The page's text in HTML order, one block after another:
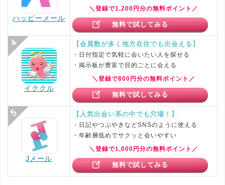
ハッピーメール
＼登録で1,200円分の無料ポイント／
無料で試してみる
イククル
【会員数が多く地方在住でも出会える】
・日付指定で気軽に会いたい人を探せる
・掲示板が豊富で目的ごとに会える
＼登録で800円分の無料ポイント／
無料で試してみる
Jメール
【人気出会い系の中でも穴場！】
・日記やつぶやきなどSNSのように使える
・年齢層低めでサクッと会いやすい
＼登録で1,000円分の無料ポイント／
無料で試してみる